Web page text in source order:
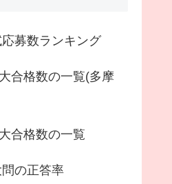
募数ランキング
合格数の一覧(多摩
合格数の一覧
の正答率